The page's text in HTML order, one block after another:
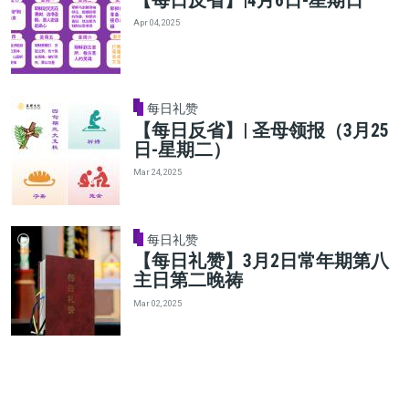
Apr 04, 2025
每日礼赞
【每日反省】| 圣母领报（3月25
日-星期二）
Mar 24, 2025
每日礼赞
【每日礼赞】3月2日常年期第八
主日第二晚祷
Mar 02, 2025